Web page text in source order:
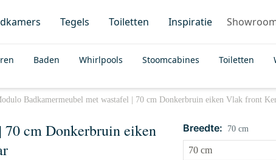
Tegels Toiletten Inspiratie
Baden Whirlpools Stoomcabines Toiletten
Badkamermeubel met wastafel | 70 cm Donkerbruin eiken Vlak front
cm Donkerbruin eiken
Breedte: 70 cm